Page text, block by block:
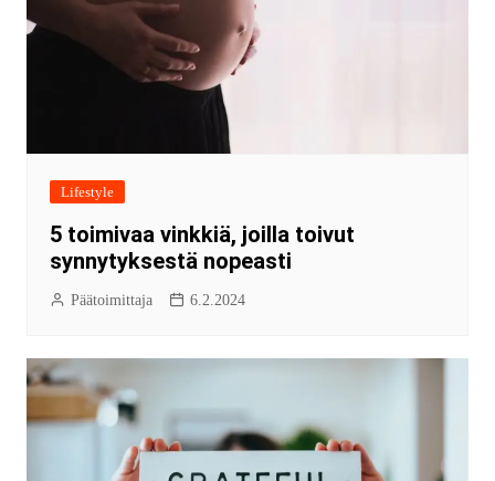
Lifestyle
5 toimivaa vinkkiä, joilla toivut
synnytyksestä nopeasti
Päätoimittaja 6.2.2024